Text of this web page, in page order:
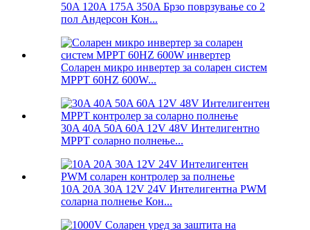
50A 120A 175A 350A Брзо поврзување со 2
пол Андерсон Кон...
Соларен микро инвертер за соларен систем
MPPT 60HZ 600W...
30A 40A 50A 60A 12V 48V Интелигентно
MPPT соларно полнење...
10A 20A 30A 12V 24V Интелигентна PWM
соларна полнење Кон...